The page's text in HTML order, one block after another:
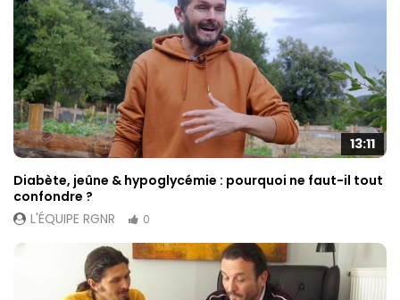
13:11
Diabète, jeûne & hypoglycémie : pourquoi ne faut-il tout
confondre ?
L'ÉQUIPE RGNR
0